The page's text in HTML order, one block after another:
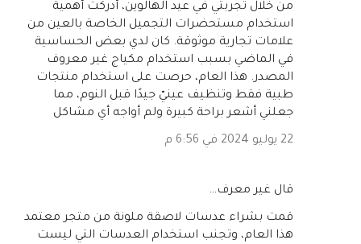
من خلال تجربتي في عيد الهالوين، أدركت أهمية
استخدام مستحضرات التجميل الخاصة بالعين من
علامات تجارية موثوقة. كان لدي بعض الحساسية
في الماضي بسبب استخدام مكياج غير معروف
المصدر. هذا العام، حرصت على استخدام منتجات
طبية فقط وتنظيف عينيّ جيدًا قبل النوم، مما
جعلني أشعر براحة كبيرة ولم أواجه أي مشاكل
22 يوليو 2024 في 6:56 م
‏قال غير معرف…
قمت بشراء عدسات لاصقة ملونة من متجر معتمد
هذا العام، وتجنب استخدام العدسات التي ليست